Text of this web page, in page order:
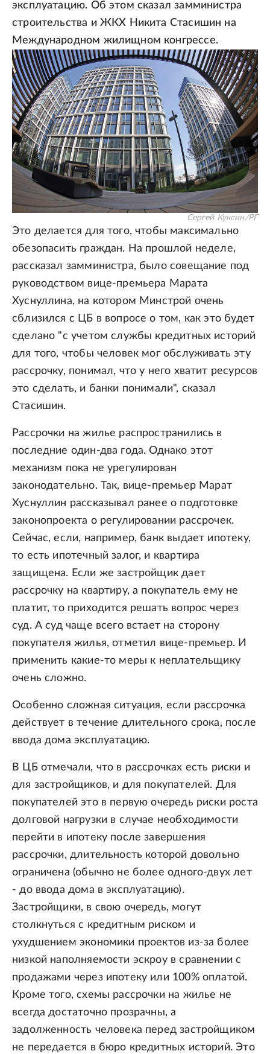
эксплуатацию. Об этом сказал замминистра
строительства и ЖКХ Никита Стасишин на
Международном жилищном конгрессе.
Сергей Куксин/РГ
Это делается для того, чтобы максимально
обезопасить граждан. На прошлой неделе,
рассказал замминистра, было совещание под
руководством вице-премьера Марата
Хуснуллина, на котором Минстрой очень
сблизился с ЦБ в вопросе о том, как это будет
сделано "с учетом службы кредитных историй
для того, чтобы человек мог обслуживать эту
рассрочку, понимал, что у него хватит ресурсов
это сделать, и банки понимали", сказал
Стасишин.
Рассрочки на жилье распространились в
последние один-два года. Однако этот
механизм пока не урегулирован
законодательно. Так, вице-премьер Марат
Хуснуллин рассказывал ранее о подготовке
законопроекта о регулировании рассрочек.
Сейчас, если, например, банк выдает ипотеку,
то есть ипотечный залог, и квартира
защищена. Если же застройщик дает
рассрочку на квартиру, а покупатель ему не
платит, то приходится решать вопрос через
суд. А суд чаще всего встает на сторону
покупателя жилья, отметил вице-премьер. И
применить какие-то меры к неплательщику
очень сложно.
Особенно сложная ситуация, если рассрочка
действует в течение длительного срока, после
ввода дома эксплуатацию.
В ЦБ отмечали, что в рассрочках есть риски и
для застройщиков, и для покупателей. Для
покупателей это в первую очередь риски роста
долговой нагрузки в случае необходимости
перейти в ипотеку после завершения
рассрочки, длительность которой довольно
ограничена (обычно не более одного-двух лет
- до ввода дома в эксплуатацию).
Застройщики, в свою очередь, могут
столкнуться с кредитным риском и
ухудшением экономики проектов из-за более
низкой наполняемости эскроу в сравнении с
продажами через ипотеку или 100% оплатой.
Кроме того, схемы рассрочки на жилье не
всегда достаточно прозрачны, а
задолженность человека перед застройщиком
не передается в бюро кредитных историй. Это